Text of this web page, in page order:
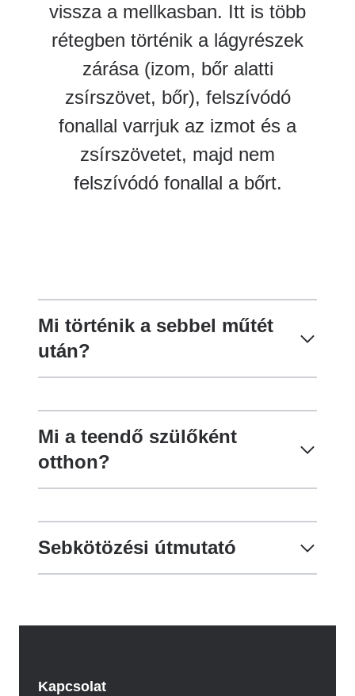
vissza a mellkasban. Itt is több
rétegben történik a lágyrészek
zárása (izom, bőr alatti
zsírszövet, bőr), felszívódó
fonallal varrjuk az izmot és a
zsírszövetet, majd nem
felszívódó fonallal a bőrt.
Mi történik a sebbel műtét
után?
Mi a teendő szülőként
otthon?
Sebkötözési útmutató
Kapcsolat